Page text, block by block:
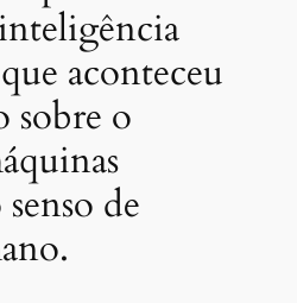
aconteceu
sobre o
de